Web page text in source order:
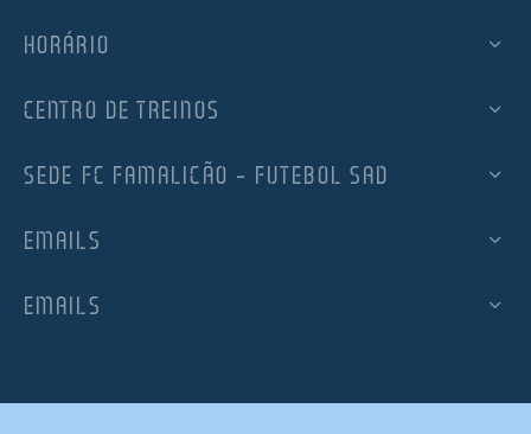
HORÁRIO
CENTRO DE TREINOS
SEDE FC FAMALICÃO – FUTEBOL SAD
EMAILS
EMAILS